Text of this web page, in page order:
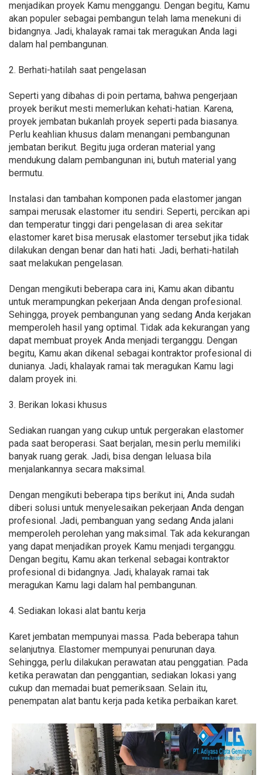
menjadikan proyek Kamu menggangu. Dengan begitu, Kamu
akan populer sebagai pembangun telah lama menekuni di
bidangnya. Jadi, khalayak ramai tak meragukan Anda lagi
dalam hal pembangunan.
2. Berhati-hatilah saat pengelasan
Seperti yang dibahas di poin pertama, bahwa pengerjaan
proyek berikut mesti memerlukan kehati-hatian. Karena,
proyek jembatan bukanlah proyek seperti pada biasanya.
Perlu keahlian khusus dalam menangani pembangunan
jembatan berikut. Begitu juga orderan material yang
mendukung dalam pembangunan ini, butuh material yang
bermutu.
Instalasi dan tambahan komponen pada elastomer jangan
sampai merusak elastomer itu sendiri. Seperti, percikan api
dan temperatur tinggi dari pengelasan di area sekitar
elastomer karet bisa merusak elastomer tersebut jika tidak
dilakukan dengan benar dan hati hati. Jadi, berhati-hatilah
saat melakukan pengelasan.
Dengan mengikuti beberapa cara ini, Kamu akan dibantu
untuk merampungkan pekerjaan Anda dengan profesional.
Sehingga, proyek pembangunan yang sedang Anda kerjakan
memperoleh hasil yang optimal. Tidak ada kekurangan yang
dapat membuat proyek Anda menjadi terganggu. Dengan
begitu, Kamu akan dikenal sebagai kontraktor profesional di
dunianya. Jadi, khalayak ramai tak meragukan Kamu lagi
dalam proyek ini.
3. Berikan lokasi khusus
Sediakan ruangan yang cukup untuk pergerakan elastomer
pada saat beroperasi. Saat berjalan, mesin perlu memiliki
banyak ruang gerak. Jadi, bisa dengan leluasa bila
menjalankannya secara maksimal.
Dengan mengikuti beberapa tips berikut ini, Anda sudah
diberi solusi untuk menyelesaikan pekerjaan Anda dengan
profesional. Jadi, pembanguan yang sedang Anda jalani
memperoleh perolehan yang maksimal. Tak ada kekurangan
yang dapat menjadikan proyek Kamu menjadi terganggu.
Dengan begitu, Kamu akan terkenal sebagai kontraktor
profesional di bidangnya. Jadi, khalayak ramai tak
meragukan Kamu lagi dalam hal pembangunan.
4. Sediakan lokasi alat bantu kerja
Karet jembatan mempunyai massa. Pada beberapa tahun
selanjutnya. Elastomer mempunyai penurunan daya.
Sehingga, perlu dilakukan perawatan atau penggatian. Pada
ketika perawatan dan penggantian, sediakan lokasi yang
cukup dan memadai buat pemeriksaan. Selain itu,
penempatan alat bantu kerja pada ketika perbaikan karet.